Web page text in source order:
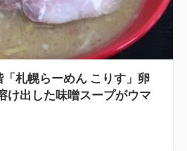
札幌らーめん こりす」卵
け出した味噌スープがウマ